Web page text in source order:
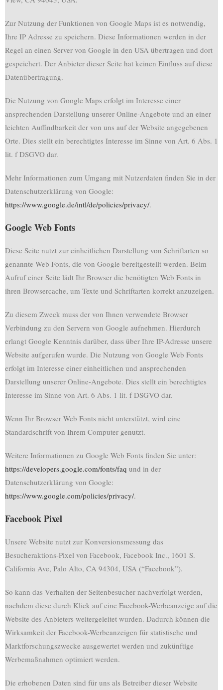
Zur Nutzung der Funktionen von Google Maps ist es notwendig,
Ihre IP Adresse zu speichern. Diese Informationen werden in der
Regel an einen Server von Google in den USA übertragen und dort
gespeichert. Der Anbieter dieser Seite hat keinen Einfluss auf diese
Datenübertragung.
Die Nutzung von Google Maps erfolgt im Interesse einer
ansprechenden Darstellung unserer Online-Angebote und an einer
leichten Auffindbarkeit der von uns auf der Website angegebenen
Orte. Dies stellt ein berechtigtes Interesse im Sinne von Art. 6 Abs. 1
lit. f DSGVO dar.
Mehr Informationen zum Umgang mit Nutzerdaten finden Sie in der
Datenschutzerklärung von Google:
https://www.google.de/intl/de/policies/privacy/.
Google Web Fonts
Diese Seite nutzt zur einheitlichen Darstellung von Schriftarten so
genannte Web Fonts, die von Google bereitgestellt werden. Beim
Aufruf einer Seite lädt Ihr Browser die benötigten Web Fonts in
ihren Browsercache, um Texte und Schriftarten korrekt anzuzeigen.
Zu diesem Zweck muss der von Ihnen verwendete Browser
Verbindung zu den Servern von Google aufnehmen. Hierdurch
erlangt Google Kenntnis darüber, dass über Ihre IP-Adresse unsere
Website aufgerufen wurde. Die Nutzung von Google Web Fonts
erfolgt im Interesse einer einheitlichen und ansprechenden
Darstellung unserer Online-Angebote. Dies stellt ein berechtigtes
Interesse im Sinne von Art. 6 Abs. 1 lit. f DSGVO dar.
Wenn Ihr Browser Web Fonts nicht unterstützt, wird eine
Standardschrift von Ihrem Computer genutzt.
Weitere Informationen zu Google Web Fonts finden Sie unter:
https://developers.google.com/fonts/faq und in der
Datenschutzerklärung von Google:
https://www.google.com/policies/privacy/.
Facebook Pixel
Unsere Website nutzt zur Konversionsmessung das
Besucheraktions-Pixel von Facebook, Facebook Inc., 1601 S.
California Ave, Palo Alto, CA 94304, USA (“Facebook”).
So kann das Verhalten der Seitenbesucher nachverfolgt werden,
nachdem diese durch Klick auf eine Facebook-Werbeanzeige auf die
Website des Anbieters weitergeleitet wurden. Dadurch können die
Wirksamkeit der Facebook-Werbeanzeigen für statistische und
Marktforschungszwecke ausgewertet werden und zukünftige
Werbemaßnahmen optimiert werden.
Die erhobenen Daten sind für uns als Betreiber dieser Website